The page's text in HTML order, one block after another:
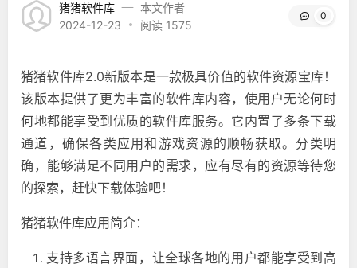
猪猪软件库
本文作者
2024-12-23
阅读 1575
0
猪猪软件库2.0新版本是一款极具价值的软件资源宝库！
该版本提供了更为丰富的软件库内容，使用户无论何时
何地都能享受到优质的软件库服务。它内置了多条下载
通道，确保各类应用和游戏资源的顺畅获取。分类明
确，能够满足不同用户的需求，应有尽有的资源等待您
的探索，赶快下载体验吧！
猪猪软件库应用简介：
支持多语言界面，让全球各地的用户都能享受到高